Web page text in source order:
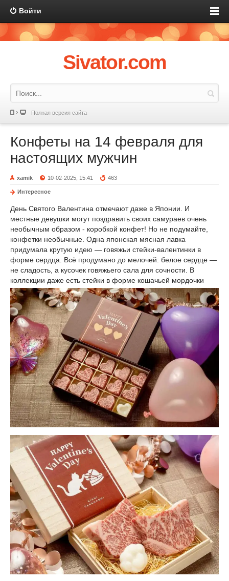
Войти
Sivator.com
Полная версия сайта
Конфеты на 14 февраля для
настоящих мужчин
xamik 10-02-2025, 15:41 463
Интересное
День Святого Валентина отмечают даже в Японии. И
местные девушки могут поздравить своих самураев очень
необычным образом - коробкой конфет! Но не подумайте,
конфетки необычные. Одна японская мясная лавка
придумала крутую идею — говяжьи стейки-валентинки в
форме сердца. Всё продумано до мелочей: белое сердце —
не сладость, а кусочек говяжьего сала для сочности. В
коллекции даже есть стейки в форме кошачьей мордочки